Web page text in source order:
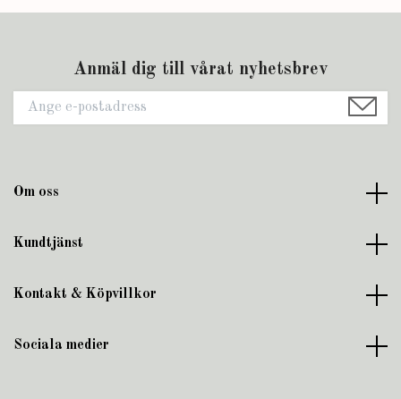
Anmäl dig till vårat nyhetsbrev
Om oss
Kundtjänst
Kontakt & Köpvillkor
Sociala medier